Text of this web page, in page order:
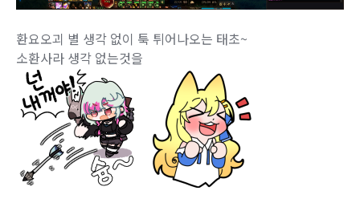
환요오괴 별 생각 없이 툭 튀어나오는 태초~
소환사라 생각 없는것을